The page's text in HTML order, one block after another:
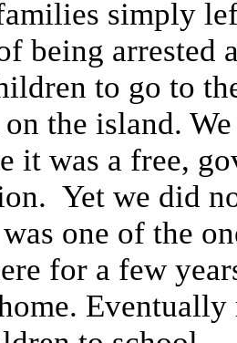
simply
being arrested
to go to
on the island.
it was a free,
Yet we did
one of the
for a few